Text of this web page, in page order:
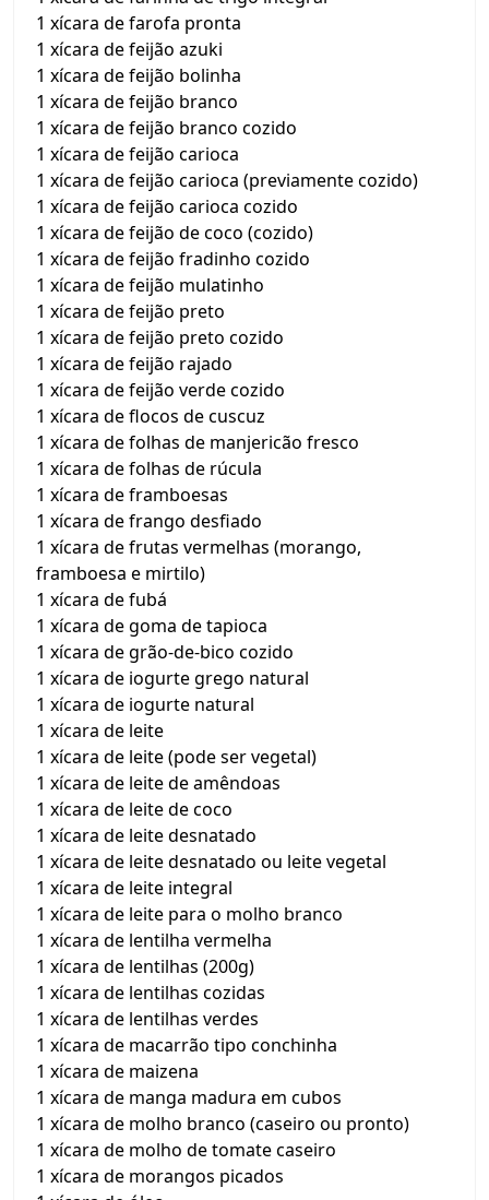
1 xícara de farofa pronta
1 xícara de feijão azuki
1 xícara de feijão bolinha
1 xícara de feijão branco
1 xícara de feijão branco cozido
1 xícara de feijão carioca
1 xícara de feijão carioca (previamente cozido)
1 xícara de feijão carioca cozido
1 xícara de feijão de coco (cozido)
1 xícara de feijão fradinho cozido
1 xícara de feijão mulatinho
1 xícara de feijão preto
1 xícara de feijão preto cozido
1 xícara de feijão rajado
1 xícara de feijão verde cozido
1 xícara de flocos de cuscuz
1 xícara de folhas de manjericão fresco
1 xícara de folhas de rúcula
1 xícara de framboesas
1 xícara de frango desfiado
1 xícara de frutas vermelhas (morango,
framboesa e mirtilo)
1 xícara de fubá
1 xícara de goma de tapioca
1 xícara de grão-de-bico cozido
1 xícara de iogurte grego natural
1 xícara de iogurte natural
1 xícara de leite
1 xícara de leite (pode ser vegetal)
1 xícara de leite de amêndoas
1 xícara de leite de coco
1 xícara de leite desnatado
1 xícara de leite desnatado ou leite vegetal
1 xícara de leite integral
1 xícara de leite para o molho branco
1 xícara de lentilha vermelha
1 xícara de lentilhas (200g)
1 xícara de lentilhas cozidas
1 xícara de lentilhas verdes
1 xícara de macarrão tipo conchinha
1 xícara de maizena
1 xícara de manga madura em cubos
1 xícara de molho branco (caseiro ou pronto)
1 xícara de molho de tomate caseiro
1 xícara de morangos picados